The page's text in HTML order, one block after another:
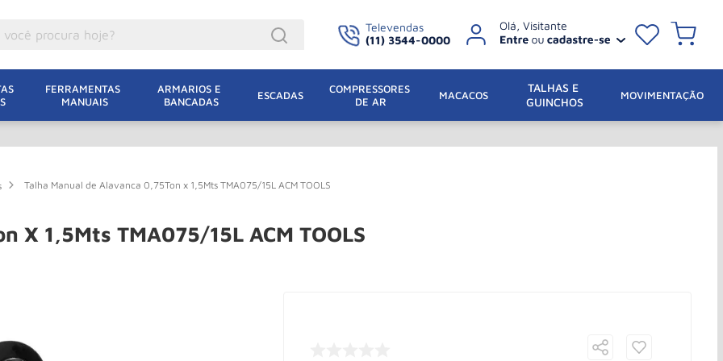
Televendas
(11) 3544-0000
FERRAMENTAS
MANUAIS
ARMARIOS E
BANCADAS
ESCADAS
COMPRESSORES
DE AR
MACACOS
TALHAS E
GUINCHOS
MOVIMENTAÇÃO
Talha Manual de Alavanca 0,75Ton x 1,5Mts TMA075/15L ACM TOOLS
X 1,5Mts TMA075/15L ACM TOOLS
Eletrica